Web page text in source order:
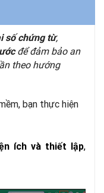
số chứng từ,
để đảm bảo an
theo hướng
bạn thực hiện
ích và thiết lập,